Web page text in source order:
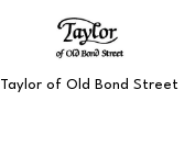
Taylor of Old Bond Street